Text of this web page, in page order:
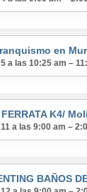
en
a las 10:25 am –
FERRATA K4/
11 a las 9:00 am –
BAÑOS